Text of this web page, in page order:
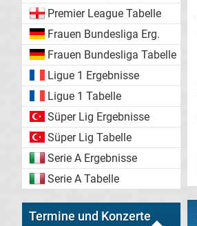
Premier League Tabelle
Frauen Bundesliga Erg.
Frauen Bundesliga Tabelle
Ligue 1 Ergebnisse
Ligue 1 Tabelle
Süper Lig Ergebnisse
Süper Lig Tabelle
Serie A Ergebnisse
Serie A Tabelle
Termine und Konzerte